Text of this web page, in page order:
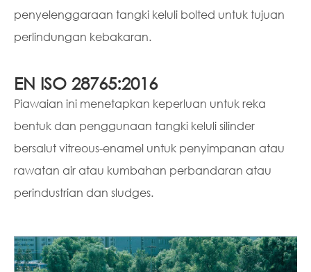
penyelenggaraan tangki keluli bolted untuk tujuan
perlindungan kebakaran.
EN ISO 28765:2016
Piawaian ini menetapkan keperluan untuk reka
bentuk dan penggunaan tangki keluli silinder
bersalut vitreous-enamel untuk penyimpanan atau
rawatan air atau kumbahan perbandaran atau
perindustrian dan sludges.